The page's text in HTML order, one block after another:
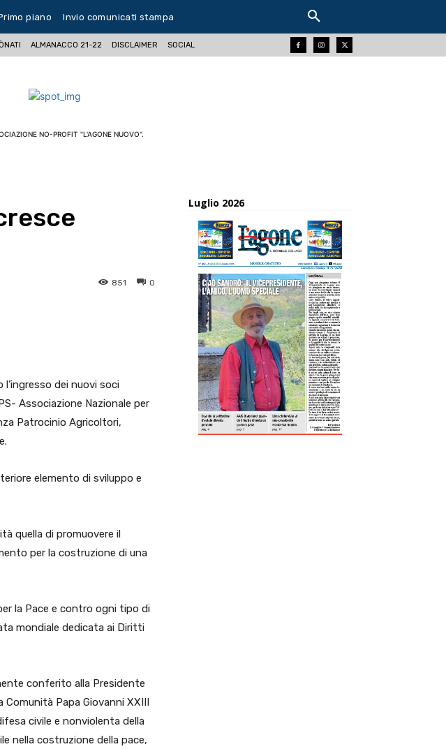
piano Invio comunicati stampa
ALMANACCO 21-22 DISCLAIMER SOCIAL
NO-PROFIT "L'AGONE NUOVO".
0
851
Tumblr Telegram
l’ingresso dei nuovi soci
Associazione Nazionale per
Patrocinio Agricoltori,
elemento di sviluppo e
quella di promuovere il
per la costruzione di una
la Pace e contro ogni tipo di
mondiale dedicata ai Diritti
conferito alla Presidente
Comunità Papa Giovanni XXIII
civile e nonviolenta della
nella costruzione della pace,
Luglio 2026